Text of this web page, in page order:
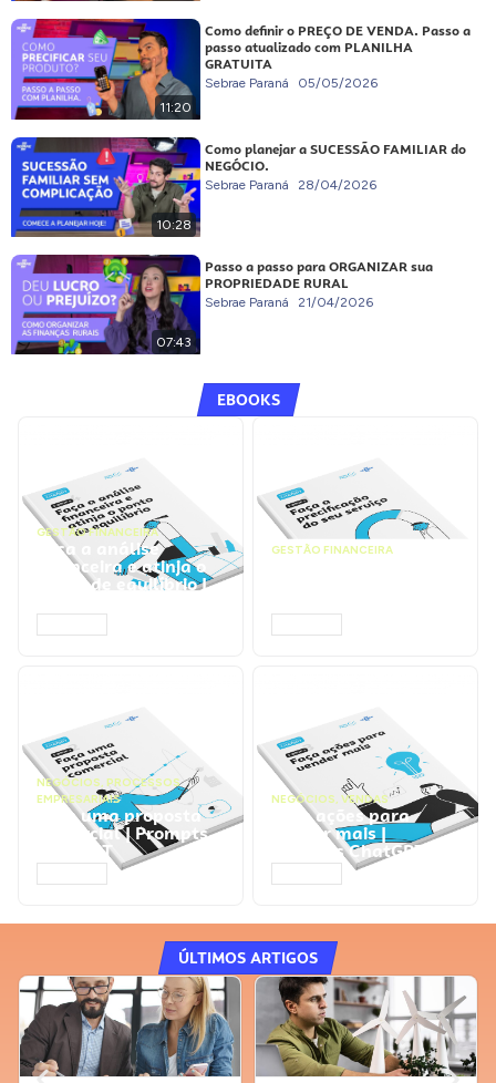
11:20
Como definir o PREÇO DE VENDA. Passo a
passo atualizado com PLANILHA
GRATUITA
Sebrae Paraná 05/05/2026
10:28
Como planejar a SUCESSÃO FAMILIAR do
NEGÓCIO.
Sebrae Paraná 28/04/2026
07:43
Passo a passo para ORGANIZAR sua
PROPRIEDADE RURAL
Sebrae Paraná 21/04/2026
EBOOKS
GESTÃO FINANCEIRA
Faça a análise
financeira e atinja o
ponto de equilíbrio |
GESTÃO FINANCEIRA
NEGÓCIOS, PROCESSOS
EMPRESARIAIS
Faça uma proposta
comercial | Prompts
ChatGPT
NEGÓCIOS, VENDAS
Faça ações para
vender mais |
Prompts ChatGPT
ÚLTIMOS ARTIGOS